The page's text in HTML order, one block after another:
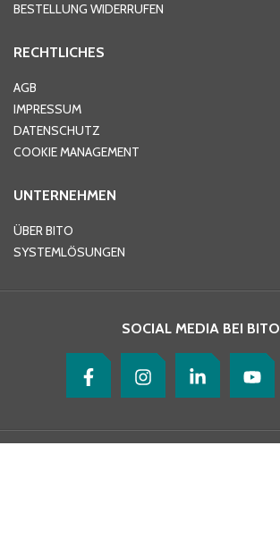
BESTELLUNG WIDERRUFEN
RECHTLICHES
AGB
IMPRESSUM
DATENSCHUTZ
COOKIE MANAGEMENT
UNTERNEHMEN
ÜBER BITO
SYSTEMLÖSUNGEN
SOCIAL MEDIA BEI BITO